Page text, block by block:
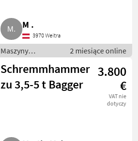
M .
3970 Weitra
Maszyny
budowlane /
Drobny sprzęt
2 miesiące online
Schremmhammer
zu 3,5-5 t Bagger
3.800
€
VAT nie
dotyczy